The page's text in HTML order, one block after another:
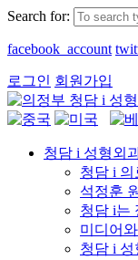
Search for:
facebook_account
로그인 회원가입
청담 i 성형외
청담 i
석정훈
청담 i는
미디어
청담 i 성